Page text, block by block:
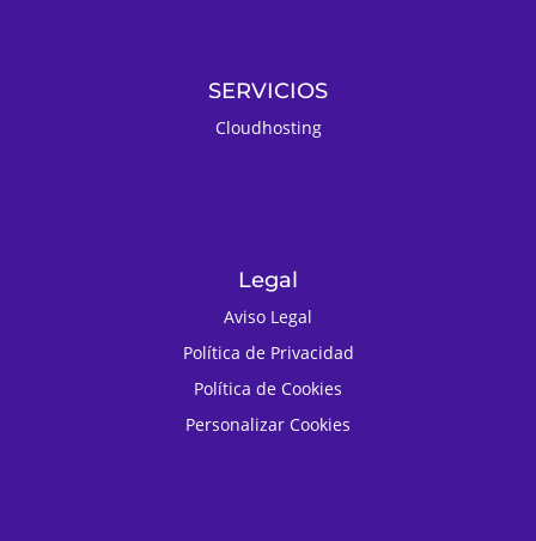
SERVICIOS
Cloudhosting
Legal
Aviso Legal
Política de Privacidad
Política de Cookies
Personalizar Cookies